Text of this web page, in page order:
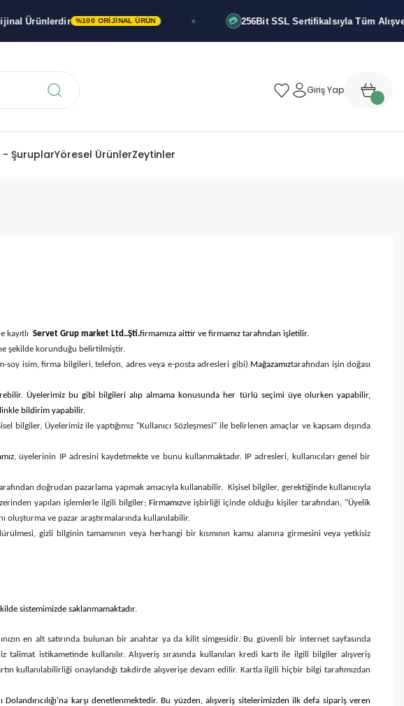
%100 ORIJINAL ÜRÜN 256Bit SSL SertifikalsıylaTüm Alışverişleriniz
Giriş Yap
- ŞuruplarYöresel ÜrünlerZeytinler
kayıtlı Servet Grup market Ltd..Şti.firmamıza aittir ve firmamız tarafından işletilir.
şekilde korunduğu belirtilmiştir.
isim, firma bilgileri, telefon, adres veya e-posta adresleri gibi) Mağazamıztarafından işin doğası
Üyelerimiz bu gibi bilgileri alıp almama konusunda her türlü seçimi üye olurken yapabilir,
bildirim yapabilir.
Üyelerimiz ile yaptığımız "Kullanıcı Sözleşmesi" ile belirlenen amaçlar ve kapsam dışında
, üyelerinin IP adresini kaydetmekte ve bunu kullanmaktadır. IP adresleri, kullanıcıları genel bir
doğrudan pazarlama yapmak amacıyla kullanabilir. Kişisel bilgiler, gerektiğinde kullanıcıyla
yapılan işlemlerle ilgili bilgiler; Firmamızve işbirliği içinde olduğu kişiler tarafından, "Üyelik
oluşturma ve pazar araştırmalarında kullanılabilir.
gizli bilginin tamamının veya herhangi bir kısmının kamu alanına girmesini veya yetkisiz
sistemimizde saklanmamaktadır.
en alt satırında bulunan bir anahtar ya da kilit simgesidir. Bu güvenli bir internet sayfasında
istikametinde kullanılır. Alışveriş sırasında kullanılan kredi kartı ile ilgili bilgiler alışveriş
kullanılabilirliği onaylandığı takdirde alışverişe devam edilir. Kartla ilgili hiçbir bilgi tarafımızdan
karşı denetlenmektedir. Bu yüzden, alışveriş sitelerimizden ilk defa sipariş veren